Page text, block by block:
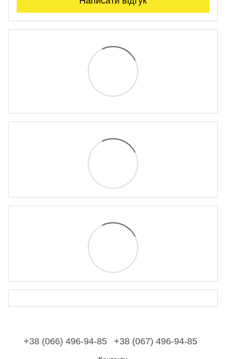
+38 (066) 496-94-85 +38 (067) 496-94-85